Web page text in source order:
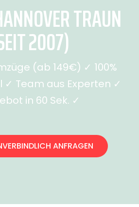
TRAUN
2007)
(ab 149€) ✓ 100%
✓ Team aus Experten ✓
in 60 Sek. ✓
ANFRAGEN